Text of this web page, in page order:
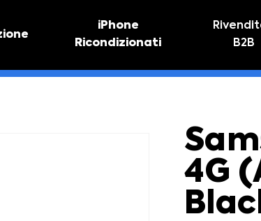
iPhone
Ricondizionati
B2B
RIPARAZIONE IPHONE
Sostituzione batteria
4G